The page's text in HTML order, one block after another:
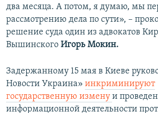
два месяца. А потом, я думаю, мы
рассмотрению дела по сути», –
решение суда один из адвокатов
Вышинского Игорь Мокин.
Задержанному 15 мая в Киеве
Новости Украина» инкриминируют
государственную измену и
информационной деятельности